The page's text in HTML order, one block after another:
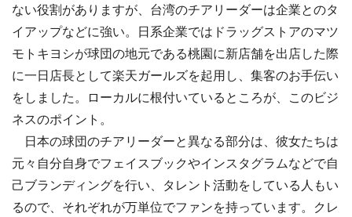
ない役割がありますが、台湾のチアリーダーは企業とのタ
イアップなどに強い。日系企業ではドラッグストアのマツ
モトキヨシが球団の地元である桃園に新店舗を出店した際
に一日店長として楽天ガールズを起用し、集客のお手伝い
をしました。ローカルに根付いているところが、このビジ
ネスのポイント。
日本の球団のチアリーダーと異なる部分は、彼女たちは
元々自分自身でフェイスブックやインスタグラムなどで自
己ブランディングを行い、タレント活動をしている人もい
るので、それぞれが万単位でファンを持っています。クレ